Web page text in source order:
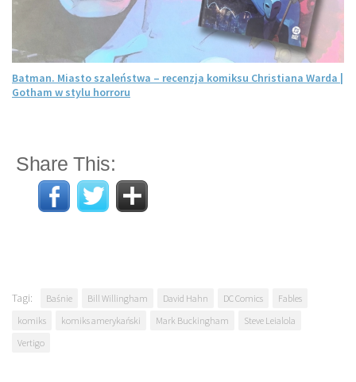
Batman. Miasto szaleństwa – recenzja komiksu Christiana Warda |
Gotham w stylu horroru
Share This:
Tagi: Baśnie Bill Willingham David Hahn DC Comics
Fables
komiks
komiks amerykański Mark Buckingham
Steve Leialola
Vertigo